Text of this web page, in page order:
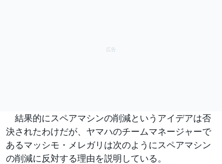
結果的にスペアマシンの削減というアイデアは否
決されたわけだが、ヤマハのチームマネージャーで
あるマッシモ・メレガリは次のようにスペアマシン
の削減に反対する理由を説明している。